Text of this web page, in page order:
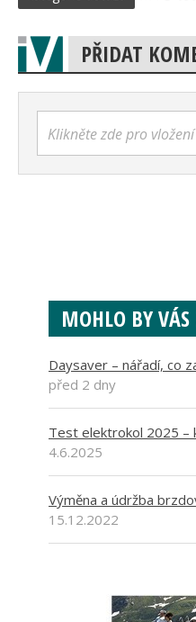
PŘIDAT
Klikněte zde pro
MOHLO BY
Daysaver – nářadí, co
před 2 dny
Test elektrokol 2025 –
4.6.2025
Výměna a údržba
15.12.2022